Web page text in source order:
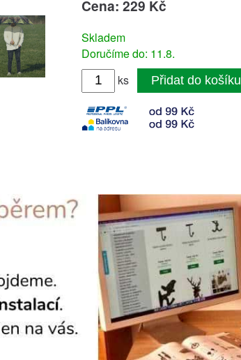
Cena: 229 Kč
Skladem
Doručíme do: 11.8.
ks
Přidat do košíku